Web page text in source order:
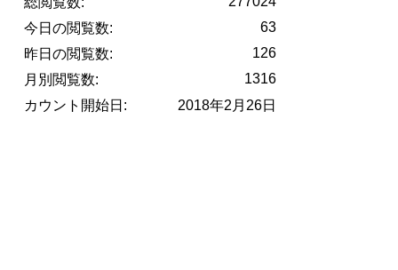
63
今日の閲覧数:
126
昨日の閲覧数:
1316
月別閲覧数:
2018年2月26日
カウント開始日: